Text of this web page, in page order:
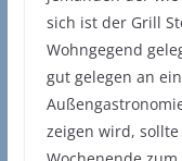
sich ist der Grill
Wohngegend
gut gelegen an
zeigen wird,